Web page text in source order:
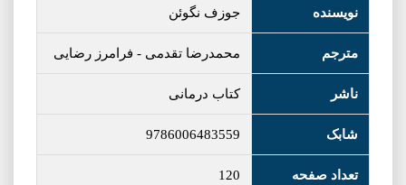
نویسنده جوزف نگوئن
مترجم محمدرضا تقدمی - فرامرز رضایی
ناشر کتاب درمانی
شابک 9786006483559
تعداد صفحه 120